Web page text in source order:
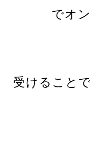
でオ
受けること